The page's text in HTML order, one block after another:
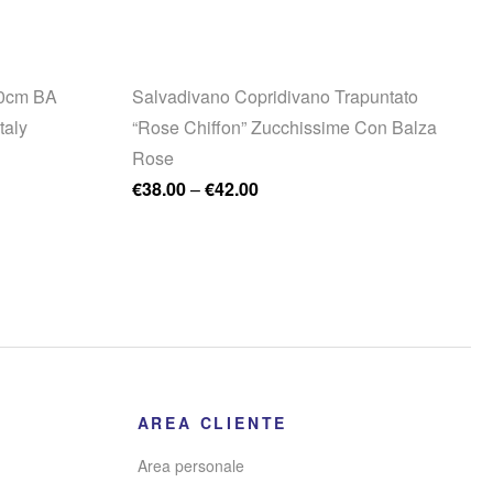
BA
Salvadivano Copridivano Trapuntato
“Rose Chiffon” Zucchissime Con Balza
Rose
€38.00–€42.00
AREA CLIENTE
Area personale